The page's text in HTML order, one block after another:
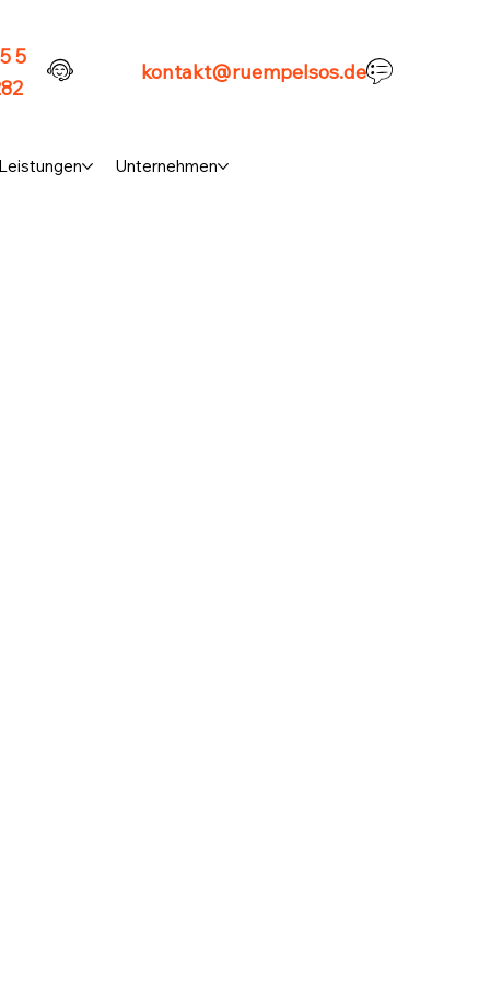
5
kontakt@ruempelsos.de
Unternehmen